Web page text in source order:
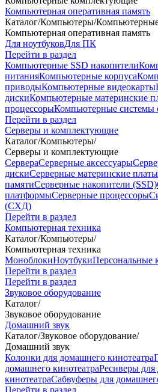
Компьютерная оперативная память
Каталог/Компьютеры/
Компьютерная оперативная память
Для ноутбуковДля ПК
Перейти в раздел
Компьютерные SSD накопители
питанияКомпьютерные корпуса
приводыКомпьютерные видеокарты
дискиКомпьютерные материнские
процессорыКомпьютерные системы
Перейти в раздел
Серверы и комплектующие
Каталог/Компьютеры/
Серверы и комплектующие
СервераСерверные аксессуары
дискиСерверные материнские платы
памятиСерверные накопители (SSD)
платформыСерверные процессоры
(СХД)
Перейти в раздел
Компьютерная техника
Каталог/Компьютеры/
Компьютерная техника
МоноблокиНоутбукиПерсональные
Перейти в раздел
Перейти в раздел
Звуковое оборудование
Каталог/
Звуковое оборудование
Домашний звук
Каталог/Звуковое оборудование/
Домашний звук
Колонки для домашнего кинотеатра
домашнего кинотеатраРесиверы
кинотеатраСабвуферы для
Перейти в раздел